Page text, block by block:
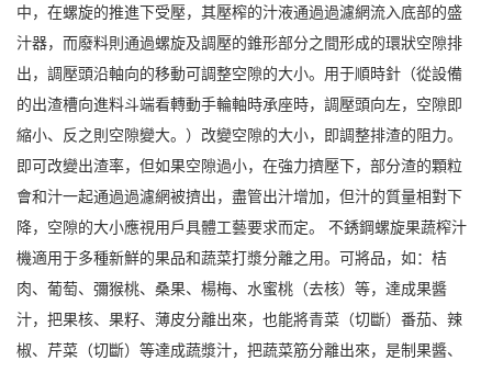
中，在螺旋的推進下受壓，其壓榨的汁液通過過濾網流入底部的盛
汁器，而廢料則通過螺旋及調壓的錐形部分之間形成的環狀空隙排
出，調壓頭沿軸向的移動可調整空隙的大小。用于順時針（從設備
的出渣槽向進料斗端看轉動手輪軸時承座時，調壓頭向左，空隙即
縮小、反之則空隙變大。）改變空隙的大小，即調整排渣的阻力。
即可改變出渣率，但如果空隙過小，在強力擠壓下，部分渣的顆粒
會和汁一起通過過濾網被擠出，盡管出汁增加，但汁的質量相對下
降，空隙的大小應視用戶具體工藝要求而定。 不銹鋼螺旋果蔬榨汁
機適用于多種新鮮的果品和蔬菜打漿分離之用。可將品，如：桔
肉、葡萄、彌猴桃、桑果、楊梅、水蜜桃（去核）等，達成果醬
汁，把果核、果籽、薄皮分離出來，也能將青菜（切斷）番茄、辣
椒、芹菜（切斷）等達成蔬漿汁，把蔬菜筋分離出來，是制果醬、